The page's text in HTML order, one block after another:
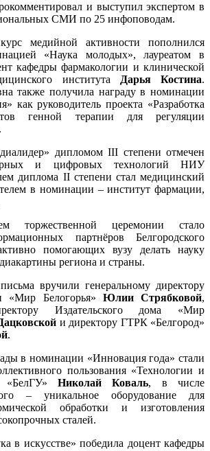
и выступил экспертом в
СМИ по 25 инфоповодам.
медийной активности пополнился
«Наука молодых», лауреатом в
кафедры фармакологии и клинической
института
Дарья Костина.
также получила награду в номинации
как руководитель проекта «Разработка
генной терапии для регуляции
дипломом III степени отмечен
и цифровых технологий НИУ
диплома II степени стал медицинский
в номинации – институт фармации,
торжественной церемонии стало
партнёров Белгородского
помогающих вузу делать науку
региона и страны.
вручили генеральному директору
«Мир Белогорья» Юлии Стрябковой,
Издательского дома «Мир
и директору ГТРК «Белгород»
.
в номинации «Инновация года» стали
пользования «Технологии и
Николай Коваль, в числе
– уникальное оборудование для
обработки и изготовления
сталей.
в искусстве» победила доцент кафедры